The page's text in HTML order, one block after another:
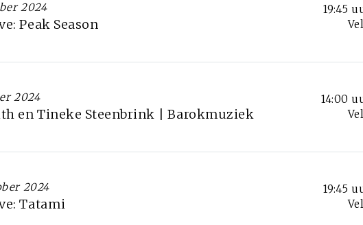
2024
Peak Season
19:45
2024
en Tineke Steenbrink | Barokmuziek
14:00
2024
Tatami
19:45